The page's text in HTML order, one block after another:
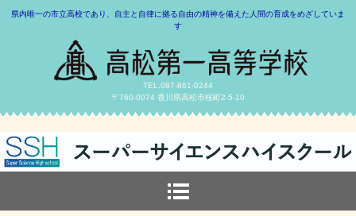
県内唯一の市立高校であり、自主と自律に拠る自由の精神を備えた人間の育成をめざしていま
す
TEL.087-861-0244
〒760-0074 香川県高松市桜町2-5-10